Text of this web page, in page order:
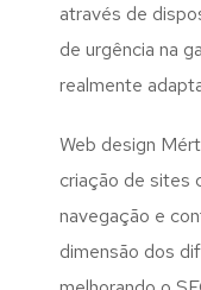
através de
de urgência na
realmente
Web design
criação de sites
navegação e
dimensão dos